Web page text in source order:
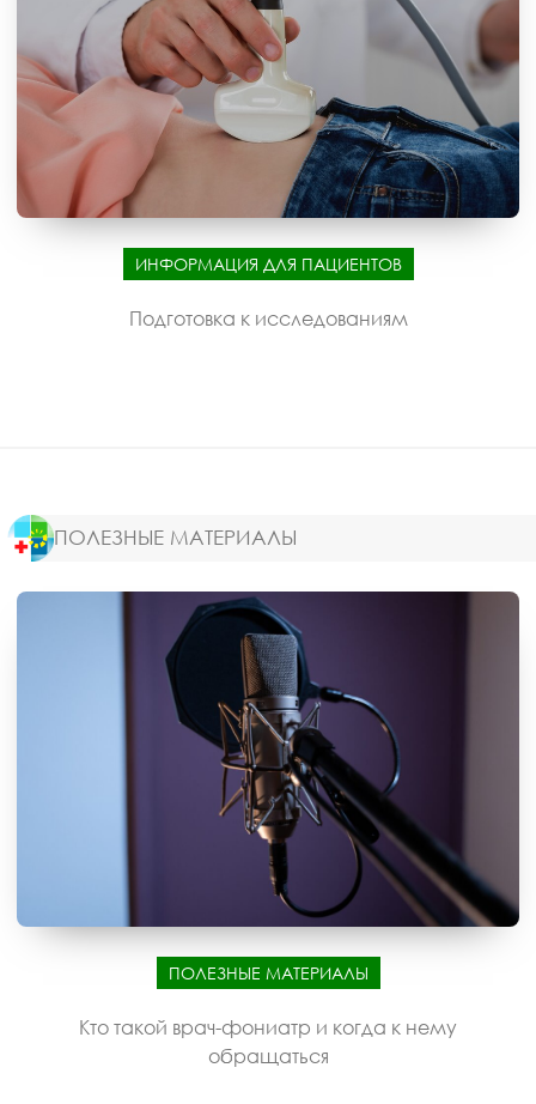
ИНФОРМАЦИЯ ДЛЯ ПАЦИЕНТОВ
Подготовка к исследованиям
ПОЛЕЗНЫЕ МАТЕРИАЛЫ
ПОЛЕЗНЫЕ МАТЕРИАЛЫ
Кто такой врач-фониатр и когда к нему
обращаться